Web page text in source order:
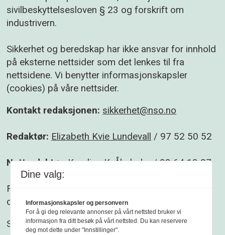
sivilbeskyttelsesloven § 23 og forskrift om
industrivern.
Sikkerhet og beredskap har ikke ansvar for innhold
på eksterne nettsider som det lenkes til fra
nettsidene. Vi benytter informasjonskapsler
(cookies) på våre nettsider.
Kontakt redaksjonen: sikkerhet@nso.no
Redaktør: Elizabeth Kvie Lundevall / 97 52 50 52
Nettredaktør: Karoline K. Åbyholm/ 93 64 13 07
Følg gjerne Sikkerhet og beredskap på
og
Linkedin.
Sikkerhet og beredskap er et redaksjonelt
Dine valg:
Informasjonskapsler og personvern
For å gi deg relevante annonser på vårt nettsted bruker vi
informasjon fra ditt besøk på vårt nettsted. Du kan reservere
deg mot dette under "Innstillinger".